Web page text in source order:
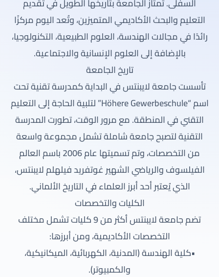
التعليم والبحث الأكاديمي المتميزين، وتُعد اليوم مركزًا
رائدًا في مجالات الهندسة، العلوم الطبيعية، التكنولوجيا،
بالإضافة إلى العلوم الإنسانية والاجتماعية.
تاريخ الجامعة
تأسست جامعة لايبنتس في البداية كمدرسة تقنية تحت
اسم “Höhere Gewerbeschule” لتلبية الحاجة إلى التعليم
التقني في المنطقة. مع مرور الوقت، تطورت المدرسة
التقنية لتصبح جامعة شاملة تشمل مجموعة واسعة
من التخصصات، وتم تسميتها عام 2006 باسم العالم
الفيلسوف والرياضي الشهير غوتفريد فيلهلم لايبنتس،
الذي يُعتبر أحد أبرز العلماء في التاريخ الألماني.
الكليات والتخصصات
تضم جامعة لايبنتس أكثر من 9 كليات تشمل مختلف
التخصصات الأكاديمية، ومن أبرزها:
•كلية الهندسة (المدنية، الكهربائية، الميكانيكية،
والكمبيوتر).